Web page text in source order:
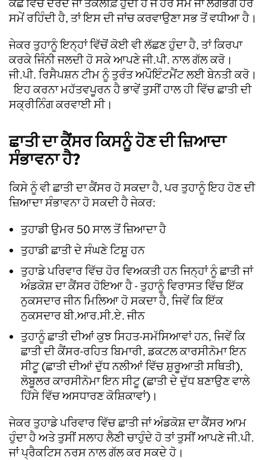
ਕੱਛ ਵਿੱਚ ਦਰਦ ਜਾਂ ਤਕਲੀਫ਼ ਹੁੰਦੀ ਹੈ ਜੋ ਹਰ ਸਮੇਂ ਜਾਂ ਲਗਭਗ ਹਰ
ਸਮੇਂ ਰਹਿੰਦੀ ਹੈ, ਤਾਂ ਇਸ ਦੀ ਜਾਂਚ ਕਰਵਾਉਣਾ ਸਭ ਤੋਂ ਵਧੀਆ ਹੈ।
ਜੇਕਰ ਤੁਹਾਨੂੰ ਇਨ੍ਹਾਂ ਵਿੱਚੋਂ ਕੋਈ ਵੀ ਲੱਛਣ ਹੁੰਦਾ ਹੈ, ਤਾਂ ਕਿਰਪਾ
ਕਰਕੇ ਜਿੰਨੀ ਜਲਦੀ ਹੋ ਸਕੇ ਆਪਣੇ ਜੀ.ਪੀ. ਨਾਲ ਗੱਲ ਕਰੋ।
ਜੀ.ਪੀ. ਰਿਸੈਪਸ਼ਨ ਟੀਮ ਨੂੰ ਤੁਰੰਤ ਅਪੌਇੰਟਮੈਂਟ ਲਈ ਬੇਨਤੀ ਕਰੋ।
ਇਹ ਕਰਨਾ ਮਹੱਤਵਪੂਰਨ ਹੈ ਭਾਵੇਂ ਤੁਸੀਂ ਹਾਲ ਹੀ ਵਿੱਚ ਛਾਤੀ ਦੀ
ਸਕ੍ਰੀਨਿੰਗ ਕਰਵਾਈ ਸੀ।
ਛਾਤੀ ਦਾ ਕੈਂਸਰ ਕਿਸਨੂੰ ਹੋਣ ਦੀ ਜ਼ਿਆਦਾ
ਸੰਭਾਵਨਾ ਹੈ?
ਕਿਸੇ ਨੂੰ ਵੀ ਛਾਤੀ ਦਾ ਕੈਂਸਰ ਹੋ ਸਕਦਾ ਹੈ, ਪਰ ਤੁਹਾਨੂੰ ਇਹ ਹੋਣ ਦੀ
ਜ਼ਿਆਦਾ ਸੰਭਾਵਨਾ ਹੋ ਸਕਦੀ ਹੈ ਜੇਕਰ:
ਤੁਹਾਡੀ ਉਮਰ 50 ਸਾਲ ਤੋਂ ਜ਼ਿਆਦਾ ਹੈ
ਤੁਹਾਡੀ ਛਾਤੀ ਦੇ ਸੰਘਣੇ ਟਿਸ਼ੂ ਹਨ
ਤੁਹਾਡੇ ਪਰਿਵਾਰ ਵਿੱਚ ਹੋਰ ਵਿਅਕਤੀ ਹਨ ਜਿਨ੍ਹਾਂ ਨੂੰ ਛਾਤੀ ਜਾਂ
ਅੰਡਕੋਸ਼ ਦਾ ਕੈਂਸਰ ਹੋਇਆ ਹੈ - ਤੁਹਾਨੂੰ ਵਿਰਾਸਤ ਵਿੱਚ ਇੱਕ
ਨੁਕਸਦਾਰ ਜੀਨ ਮਿਲਿਆ ਹੋ ਸਕਦਾ ਹੈ, ਜਿਵੇਂ ਕਿ ਇੱਕ
ਨੁਕਸਦਾਰ ਬੀ.ਆਰ.ਸੀ.ਏ. ਜੀਨ
ਤੁਹਾਨੂੰ ਛਾਤੀ ਦੀਆਂ ਕੁਝ ਸਿਹਤ-ਸਮੱਸਿਆਵਾਂ ਹਨ, ਜਿਵੇਂ ਕਿ
ਛਾਤੀ ਦੀ ਕੈਂਸਰ-ਰਹਿਤ ਬਿਮਾਰੀ, ਡਕਟਲ ਕਾਰਸੀਨੋਮਾ ਇਨ
ਸੀਟੂ (ਛਾਤੀ ਦੀਆਂ ਦੁੱਧ ਨਲੀਆਂ ਵਿੱਚ ਸ਼ੁਰੂਆਤੀ ਸਥਿਤੀ),
ਲੋਬੂਲਰ ਕਾਰਸੀਨੋਮਾ ਇਨ ਸੀਟੂ (ਛਾਤੀ ਦੇ ਦੁੱਧ ਬਣਾਉਣ ਵਾਲੇ
ਹਿੱਸੇ ਵਿੱਚ ਅਸਧਾਰਣ ਕੋਸ਼ਿਕਾਵਾਂ)।
ਜੇਕਰ ਤੁਹਾਡੇ ਪਰਿਵਾਰ ਵਿੱਚ ਛਾਤੀ ਜਾਂ ਅੰਡਕੋਸ਼ ਦਾ ਕੈਂਸਰ ਆਮ
ਹੁੰਦਾ ਹੈ ਅਤੇ ਤੁਸੀਂ ਸਲਾਹ ਲੈਣੀ ਚਾਹੁੰਦੇ ਹੋ ਤਾਂ ਤੁਸੀਂ ਆਪਣੇ ਜੀ.ਪੀ.
ਜਾਂ ਪ੍ਰੈਕਟਿਸ ਨਰਸ ਨਾਲ ਗੱਲ ਕਰ ਸਕਦੇ ਹੋ।